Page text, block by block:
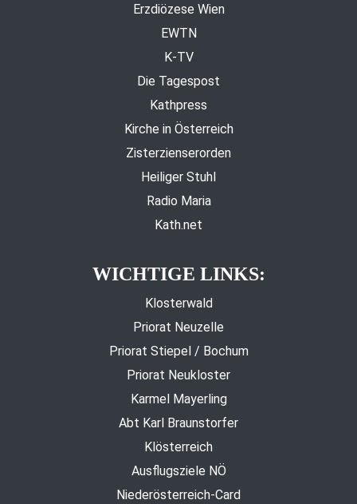
Erzdiözese Wien
EWTN
K-TV
Die Tagespost
Kathpress
Kirche in Österreich
Zisterzienserorden
Heiliger Stuhl
Radio Maria
Kath.net
WICHTIGE LINKS:
Klosterwald
Priorat Neuzelle
Priorat Stiepel / Bochum
Priorat Neukloster
Karmel Mayerling
Abt Karl Braunstorfer
Klösterreich
Ausflugsziele NÖ
Niederösterreich-Card